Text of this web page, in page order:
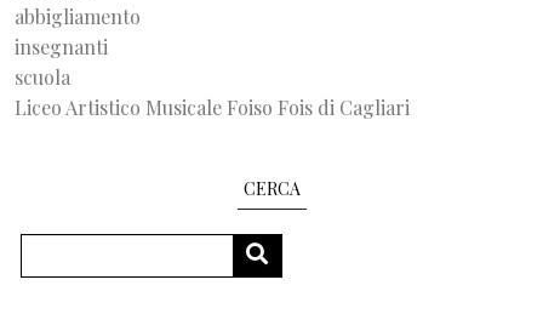
abbigliamento
insegnanti
scuola
Liceo Artistico Musicale Foiso Fois di Cagliari
CERCA
CERCA